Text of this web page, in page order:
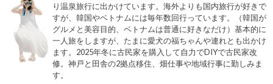
り温泉旅行に出かけています。海外よりも国内旅行が好きで
すが、韓国やベトナムには毎年数回行っています。（韓国が
グルメと美容目的、ベトナムは普通に好きなだけ）基本的に
一人旅をしますが、たまに愛犬の福ちゃんや連れとも出かけ
ます。2025年冬に古民家を購入して自力でDIYで古民家改
修。神戸と田舎の2拠点移住、畑仕事や地域行事に勤しみま
す。